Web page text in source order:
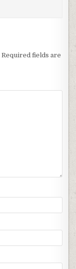
Required fields are